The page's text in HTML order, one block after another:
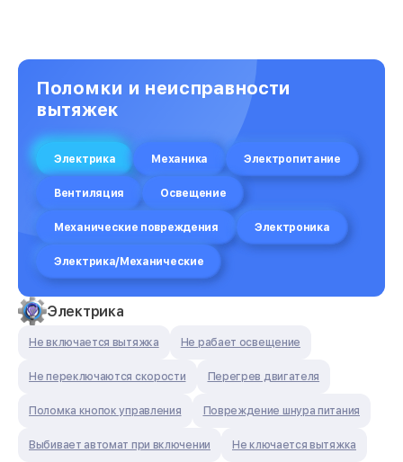
Поломки и неисправности
вытяжек
Электрика Механика Электропитание
Вентиляция Освещение
Механические повреждения Электроника
Электрика/Механические
Электрика
Не включается вытяжка Не рабает освещение
Не переключаются скорости Перегрев двигателя
Поломка кнопок управления Повреждение шнура питания
Выбивает автомат при включении Не ключается вытяжка